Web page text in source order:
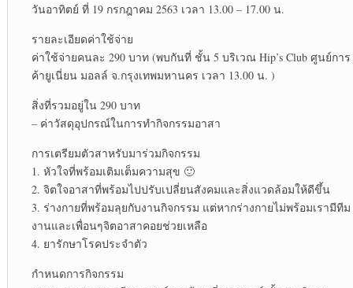
วันอาทิตย์ ที่ 19 กรกฎาคม 2563 เวลา 13.00 – 17.00 น.
รายละเอียดค่าใช้จ่าย
ค่าใช้จ่ายคนละ 290 บาท (พบกันที่ ชั้น 5 บริเวณ Hip’s Club ศูนย์การ
ค้ายูเนี่ยน มอลล์ จ.กรุงเทพมหานคร เวลา 13.00 น. )
สิ่งที่รวมอยู่ใน 290 บาท
– ค่าวัสดุอุปกรณ์ในการทำกิจกรรมอาสา
การเตรียมตัวสาหรับมาร่วมกิจกรรม
1. หัวใจที่พร้อมเติมเต็มความสุข 🙂
2. จิตใจอาสาที่พร้อมไปปรับเปลี่ยนสังคมและสิ่งแวดล้อมให้ดีขึ้น
3. ร่างกายที่พร้อมลุยกับงานกิจกรรม แต่หากร่างกายไม่พร้อมเรามีทีม
งานและเพื่อนๆจิตอาสาคอยช่วยเหลือ
4. ยารักษาโรคประจำตัว
กำหนดการกิจกรรม